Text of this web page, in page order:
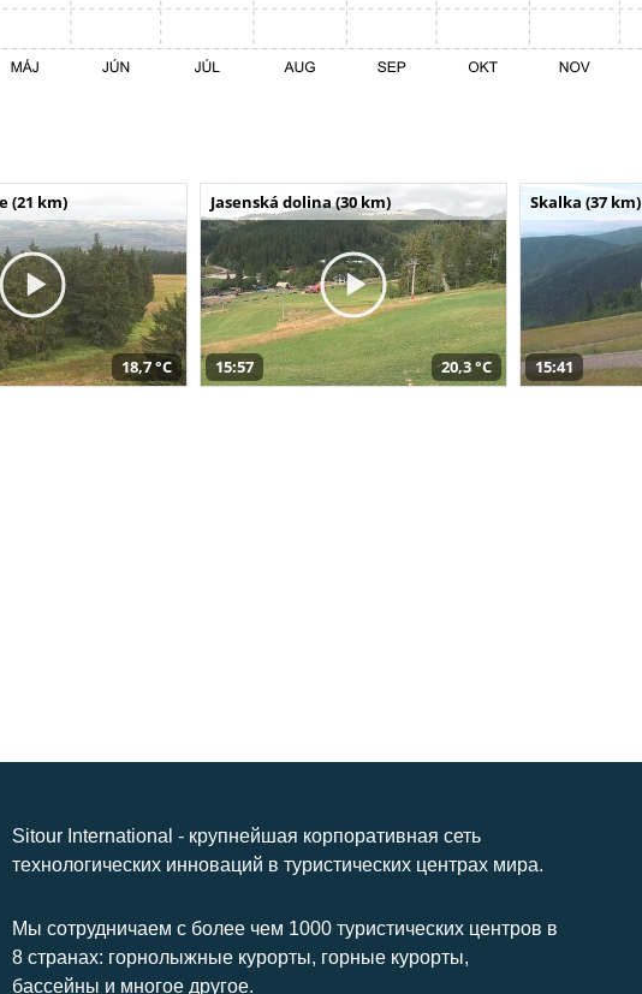
(21 km)
18,7 °C
Jasenská dolina (30 km)
15:57 20,3 °C
Skalka (37 km)
15:41
Sitour International - крупнейшая корпоративная сеть
технологических инноваций в туристических центрах мира.
Мы сотрудничаем с более чем 1000 туристических центров в
8 странах: горнолыжные курорты, горные курорты,
бассейны и многое другое.